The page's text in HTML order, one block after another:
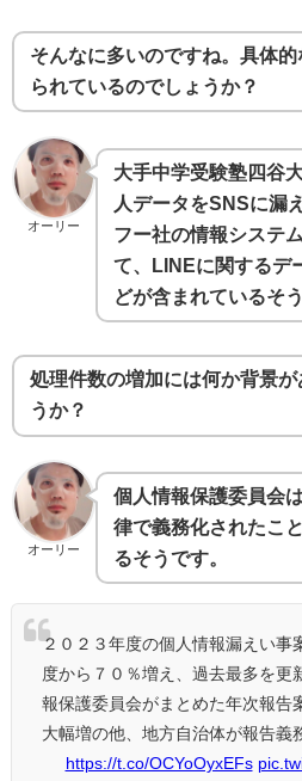
そんなに多いのですね。具体
られているのでしょうか？
オーリー
大手中学受験塾四谷
人データをSNSに漏
フー社の情報システ
て、LINEに関するデ
どが含まれているそう
処理件数の増加には何か背景が
うか？
オーリー
個人情報保護委員会
律で義務化されたこ
るそうです。
２０２３年度の個人情報漏えい事
度から７０％増え、過去最多を更
報保護委員会がまとめた年次報告
大幅増の他、地方自治体が報告義
https://t.co/OCYoOyxEFs